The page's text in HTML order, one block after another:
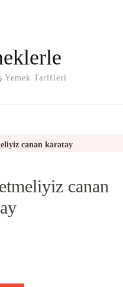
Yemek Tarifleri
canan karatay
canan